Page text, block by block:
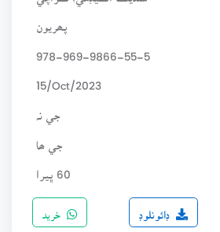
978-969-9866-55-5
15/Oct/2023
جي ھا
60 ڀيرا
ڊائونلوڊ